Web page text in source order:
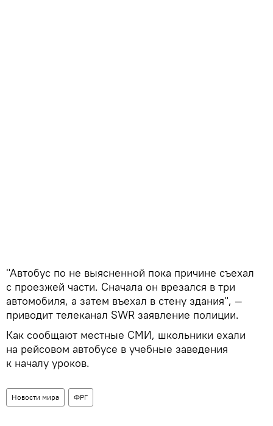
"Автобус по не выясненной пока причине съехал
с проезжей части. Сначала он врезался в три
автомобиля, а затем въехал в стену здания", —
приводит телеканал SWR заявление полиции.
Как сообщают местные СМИ, школьники ехали
на рейсовом автобусе в учебные заведения
к началу уроков.
Новости мира ФРГ